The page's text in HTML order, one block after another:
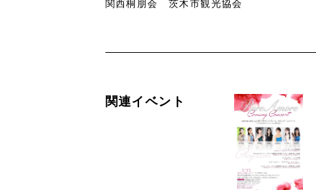
関西桐朋会 茨木市観光協会
関連イベント